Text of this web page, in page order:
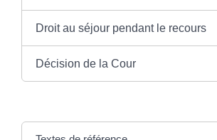
Droit au séjour pendant le recours
Décision de la Cour